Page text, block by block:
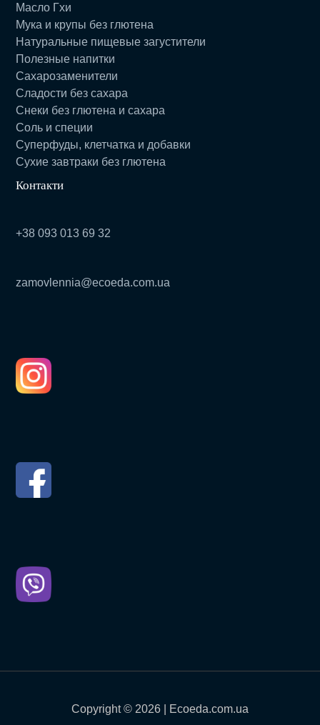
Масло Гхи
Мука и крупы без глютена
Натуральные пищевые загустители
Полезные напитки
Сахарозаменители
Сладости без сахара
Снеки без глютена и сахара
Соль и специи
Суперфуды, клетчатка и добавки
Сухие завтраки без глютена
Контакти
+38 093 013 69 32
zamovlennia@ecoeda.com.ua
Copyright © 2026 | Ecoeda.com.ua